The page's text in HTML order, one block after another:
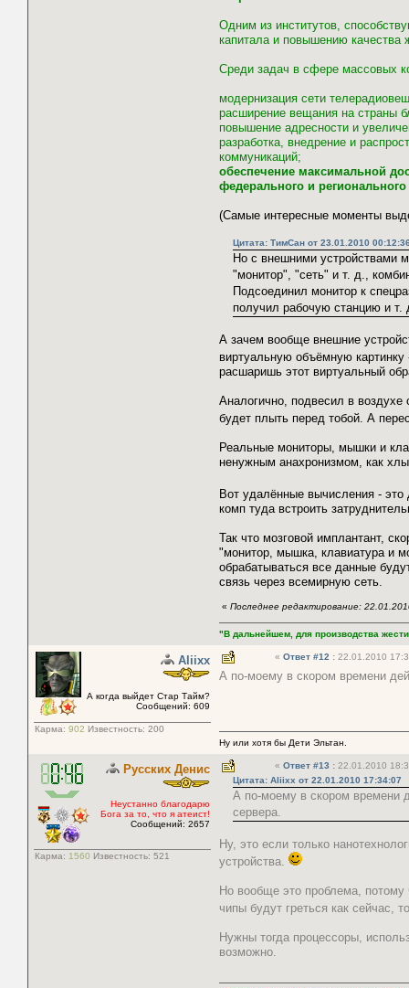
Одним из институтов,
капитала и повышению качества
Среди задач в сфере массовых
модернизация сети
расширение вещания на страны
повышение адресности и
разработка, внедрение и
коммуникаций;
обеспечение максимальной
федерального и
(Самые интересные моменты
Цитата: ТимСан от 23.01.2010
Но с внешними устройствами
"монитор", "сеть" и т. д.,
Подсоединил монитор к
получил рабочую станцию и т.
А зачем вообще внешние
виртуальную объёмную
расшаришь этот виртуальный
Аналогично, подвесил в воздухе
будет плыть перед тобой. А
Реальные мониторы, мышки и
ненужным анахронизмом, как
Вот удалённые вычисления -
комп туда встроить
Так что мозговой имплантант,
"монитор, мышка, клавиатура и
обрабатываться все данные
связь через всемирную сеть.
« Последнее редактирование:
"В дальнейшем, для производства
Aliixx
А когда выйдет Стар Тайм?
Сообщений: 609
Карма: 902 Известность: 200
« Ответ #12 : 22.01.2010
А по-моему в скором времени
Ну или хотя бы Дети Эльтан.
Русских Денис
Неустанно благодарю
Бога за то, что я атеист!
Сообщений: 2657
Карма: 1560 Известность: 521
« Ответ #13 : 22.01.2010
Цитата: Aliixx от 22.01.2010 17:34:07
А по-моему в скором времени
сервера.
Ну, это если только
устройства.
Но вообще это проблема,
чипы будут греться как сейчас,
Нужны тогда процессоры,
возможно.